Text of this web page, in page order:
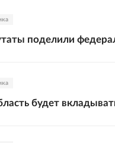
поделили
будет